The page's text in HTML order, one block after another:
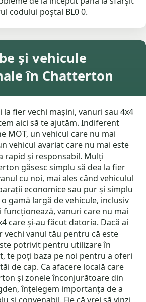
codului poștal BL0 0.
și vehicule
în Chatterton
la fier vechi mașini, vanuri sau 4x4
aici să te ajutăm. Indiferent
MOT, un vehicul care nu mai
vehicul avariat care nu mai este
rapid și responsabil. Mulți
găsesc simplu să dea la fier
cu noi, mai ales când vehiculul
economice sau pur și simplu
gamă largă de vehicule, inclusiv
funcționează, vanuri care nu mai
care și-au făcut datoria. Dacă ai
vechi vanul tău pentru că este
potrivit pentru utilizare în
te poți baza pe noi pentru a oferi
de cap. Ca afacere locală care
și zonele înconjurătoare din
înțelegem importanța de a